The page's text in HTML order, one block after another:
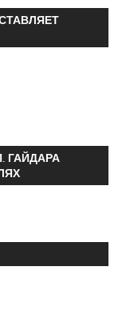
ГАЙДАРА